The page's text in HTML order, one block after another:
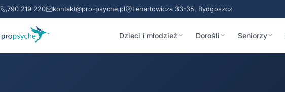
790 219 220 kontakt@pro-psyche.pl Lenartowicza 33-35, Bydgoszcz
Dzieci i młodzież Dorośli Seniorzy